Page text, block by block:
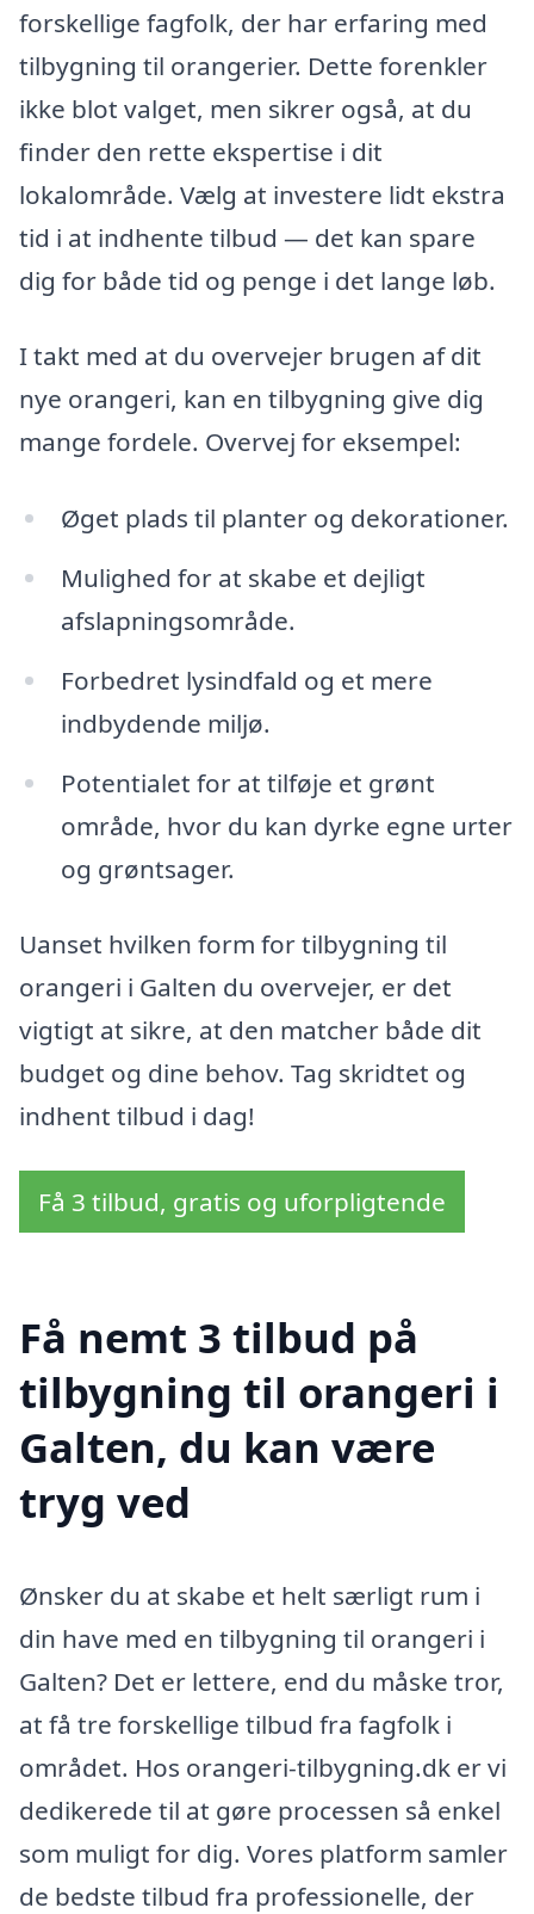
forskellige fagfolk, der har erfaring med
tilbygning til orangerier. Dette forenkler
ikke blot valget, men sikrer også, at du
finder den rette ekspertise i dit
lokalområde. Vælg at investere lidt ekstra
tid i at indhente tilbud — det kan spare
dig for både tid og penge i det lange løb.
I takt med at du overvejer brugen af dit
nye orangeri, kan en tilbygning give dig
mange fordele. Overvej for eksempel:
Øget plads til planter og dekorationer.
Mulighed for at skabe et dejligt
afslapningsområde.
Forbedret lysindfald og et mere
indbydende miljø.
Potentialet for at tilføje et grønt
område, hvor du kan dyrke egne urter
og grøntsager.
Uanset hvilken form for tilbygning til
orangeri i Galten du overvejer, er det
vigtigt at sikre, at den matcher både dit
budget og dine behov. Tag skridtet og
indhent tilbud i dag!
Få 3 tilbud, gratis og uforpligtende
Få nemt 3 tilbud på
tilbygning til orangeri i
Galten, du kan være
tryg ved
Ønsker du at skabe et helt særligt rum i
din have med en tilbygning til orangeri i
Galten? Det er lettere, end du måske tror,
at få tre forskellige tilbud fra fagfolk i
området. Hos orangeri-tilbygning.dk er vi
dedikerede til at gøre processen så enkel
som muligt for dig. Vores platform samler
de bedste tilbud fra professionelle, der